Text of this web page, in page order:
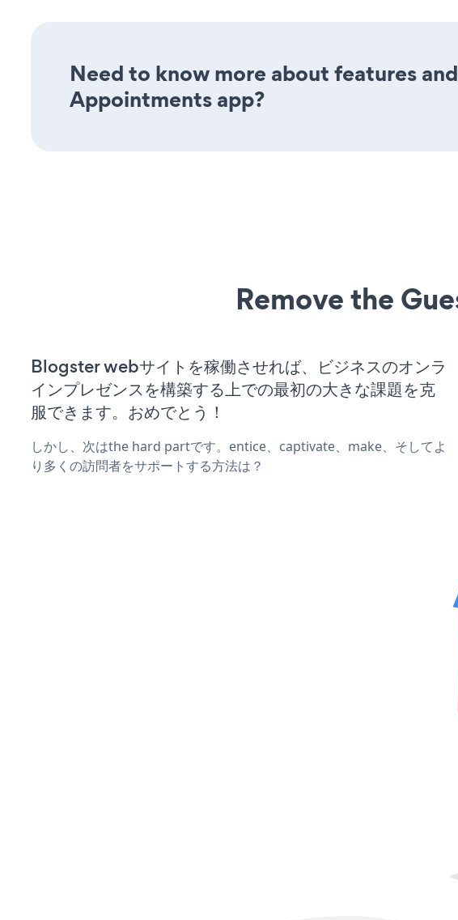
Need to know more about features
Appointments app?
Remove the
Blogster webサイトを稼働させれば、ビジネスのオンラ
インプレゼンスを構築する上での最初の大きな課題を克
服できます。おめでとう！
しかし、次はthe hard partです。entice、captivate、make、そしてよ
り多くの訪問者をサポートする方法は？